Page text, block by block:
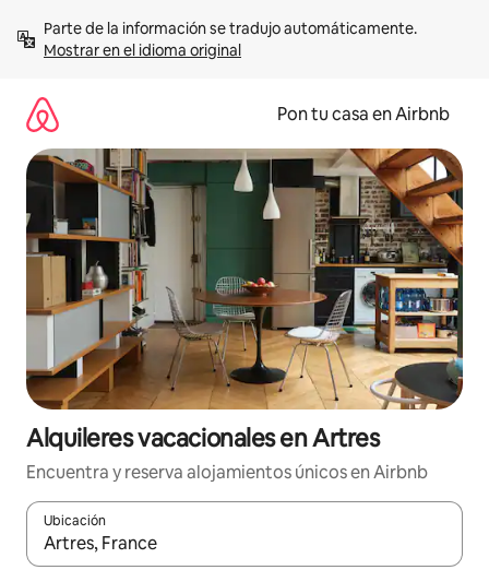
contenidoMostrar en el idioma original
Pon tu casa en Airbnb
Alquileres vacacionales en Artres
Encuentra y reserva alojamientos únicos en Airbnb
Ubicación
Cuando los resultados estén disponibles, navega con las